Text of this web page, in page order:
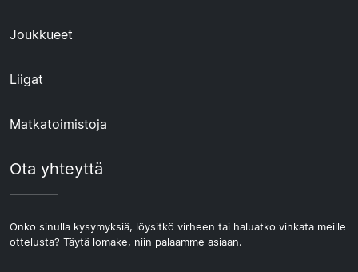
Joukkueet
Liigat
Matkatoimistoja
Ota yhteyttä
Onko sinulla kysymyksiä, löysitkö virheen tai haluatko vinkata meille
ottelusta? Täytä lomake, niin palaamme asiaan.